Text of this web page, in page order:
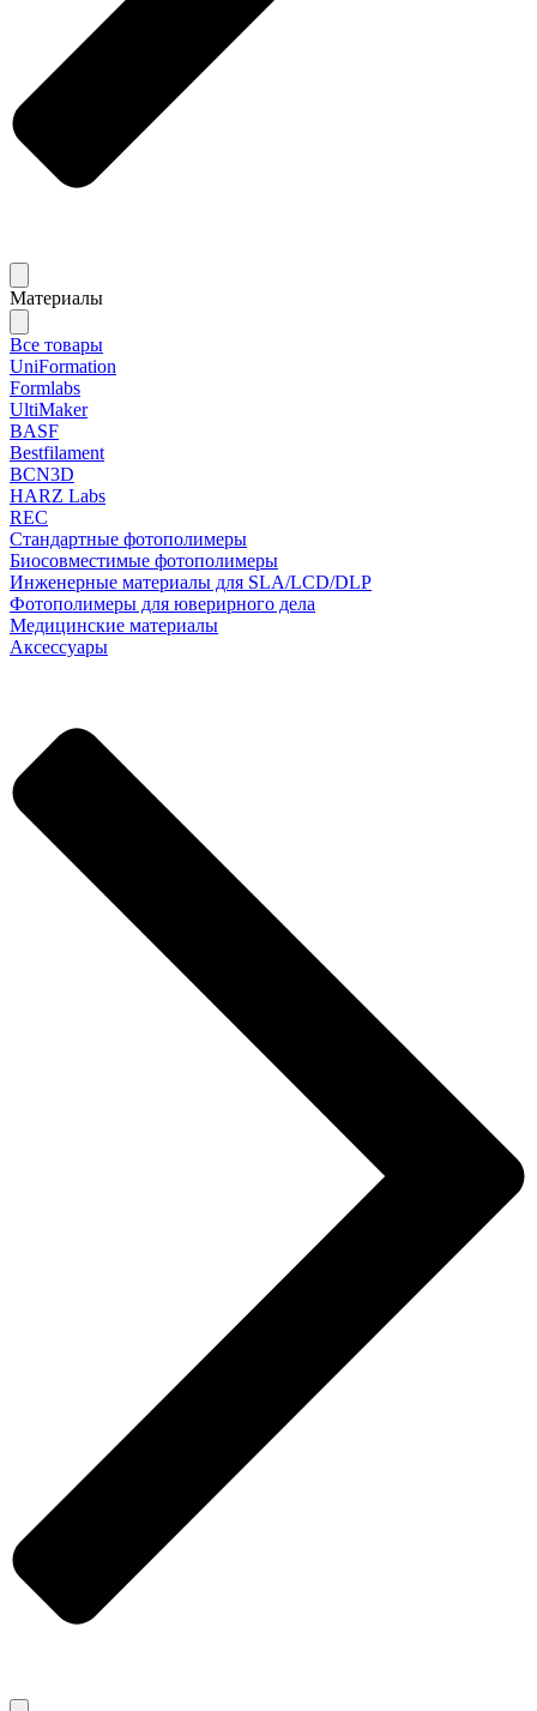
Материалы
Все товары
UniFormation
Formlabs
UltiMaker
BASF
Bestfilament
BCN3D
HARZ Labs
REC
Стандартные фотополимеры
Биосовместимые фотополимеры
Инженерные материалы для SLA/LCD/DLP
Фотополимеры для юверирного дела
Медицинские материалы
Аксессуары